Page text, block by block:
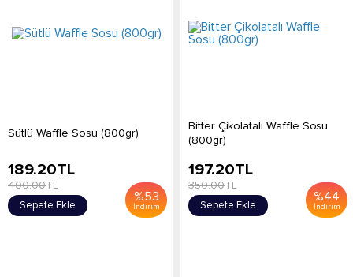
Sütlü Waffle Sosu (800gr)
%53
İndirim
189.20TL
400.00TL
Sepete Ekle
Bitter Çikolatalı Waffle Sosu
(800gr)
%44
İndirim
197.20TL
350.00TL
Sepete Ekle